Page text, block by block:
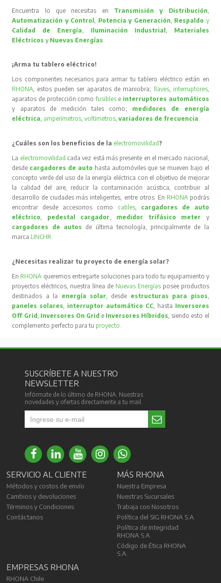
Encuentra lo que necesitas en Transmisión y Distribución
Automatización y Control
Potencia y Generación Respaldo y
Calidad de Energía
Iluminación Industrial
Materiales
Eléctricos y Nuevas Energías
¡Arma tu tablero eléctrico!
Los componentes necesarios para armar tu tablero eléctrico están en
RHONA , estos pueden ser aparatos de maniobra; llaves, interruptores,
aparatos de protección comofusibles e interruptores automáticos
y aparatos de medición tales como; medidores de energía
eléctrica amperímetros ,voltímetros ,variadores de frecuencia
¿Cuáles son los beneficios de la electromovilidad?
La electromovilidad cada vez está más presente en el mercado nacional,
desde cargadores de auto hasta automóviles que se mueven bajo el
concepto verde del uso de la energía eléctrica con el objetivo de mejorar
la calidad del aire, reducir la contaminación acústica, contribuir al
desarrollo de ciudades más inteligentes, entre otros. En RHONA podrás
encontrar desde accesorios como cables, cargadores de auto
eléctrico
pedestal cargador medidor trifásico meter
y
cargadores de autos de última tecnología, principalmente de la
marca LINCHR
¿Necesitas realizar tu proyecto de energía solar?
En RHONA queremos entregarte soluciones para todo tu equipamiento y
proyectos eléctricos, nuestra línea de Nuevas Energíasposee productos
destinados a la energía solar , desde estructuras para pisos
paneles solares
interruptor automático CC, hasta Inversores
Off Grid Inversores On Grid e Inversores Híbridos , siendo esto el
complemento perfecto para tu proyecto
SUSCRÍBETE A NUESTRO
NEWSLETTER
Infórmate de lo último de RHONA. Nuestras
novedades y ofertas directamente a tu mail.
SERVICIO AL CLIENTE
Métodos y costos de envío
Cambios y devoluciones
Términos y Condiciones
Contáctanos
MÁS RHONA
Nuestra Empresa
Nuestras Sucursales
Trabaja con Nosotros
Política del SIG RHONA S.A.
Política de Integridad
RHONA S.A.
Código de Ética RHONA
S.A.
EMPRESAS RHONA
RHONA Chile